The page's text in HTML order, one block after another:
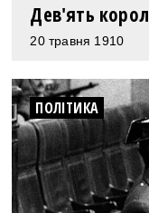
Дев'ять
20 травня 1910
ПОЛІТИКА